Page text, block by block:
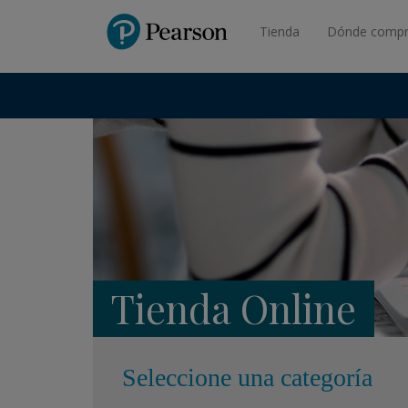
PearsonTienda Dónde
Tienda Online
Seleccione una categoría